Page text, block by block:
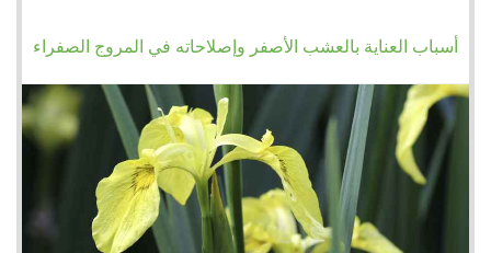
أسباب العناية بالعشب الأصفر وإصلاحاته في المروج الصفراء